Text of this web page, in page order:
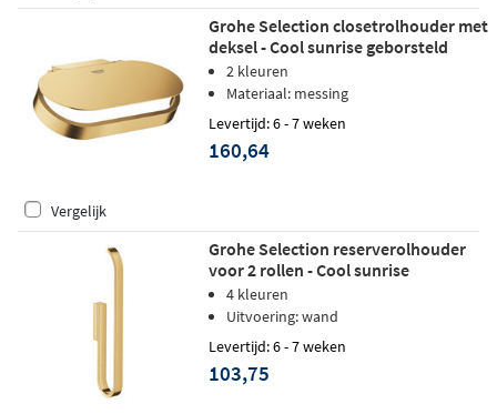
Grohe Selection closetrolhouder met
deksel - Cool sunrise geborsteld
2 kleuren
Materiaal: messing
Levertijd: 6 - 7 weken
160,64
Vergelijk
Grohe Selection reserverolhouder
voor 2 rollen - Cool sunrise
geborsteld
4 kleuren
Uitvoering: wand
Levertijd: 6 - 7 weken
103,75